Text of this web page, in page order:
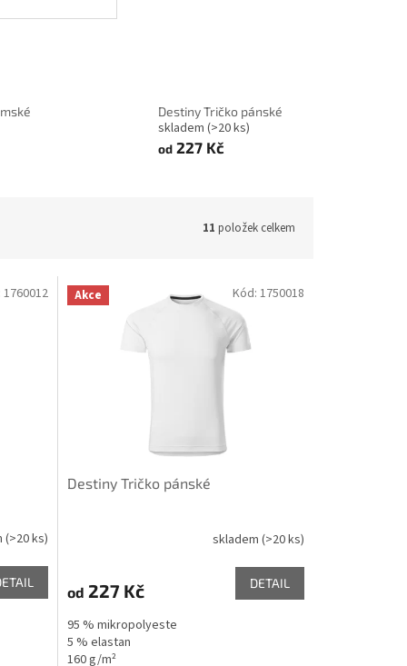
Destiny Tričko pánské
skladem (>20 ks)
od227 Kč
11 položek celkem
(>20 ks)
1760012 Akce
Destiny Tričko pánské
skladem (>20 ks)
od 227 Kč DETAIL
95 % mikropolyeste
5 % elastan
160 g/m²
Kód: 1750018